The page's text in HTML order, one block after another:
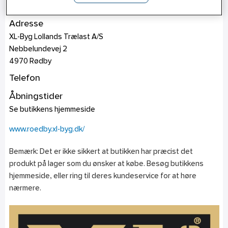
Adresse
XL-Byg Lollands Trælast A/S
Nebbelundevej 2
4970 Rødby
Telefon
Åbningstider
Se butikkens hjemmeside
www.roedby.xl-byg.dk/
Bemærk: Det er ikke sikkert at butikken har præcist det
produkt på lager som du ønsker at købe. Besøg butikkens
hjemmeside, eller ring til deres kundeservice for at høre
nærmere.